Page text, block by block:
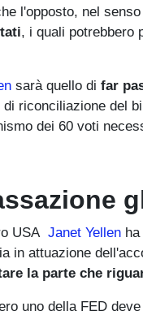
l'opposto, nel
, i quali potrebbero
sarà quello di far
riconciliazione del
dei 60 voti
USA Janet Yellen
in attuazione
la parte che
uno della FED